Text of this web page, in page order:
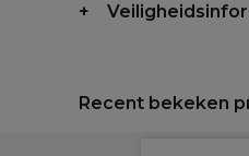
Recent bekeken